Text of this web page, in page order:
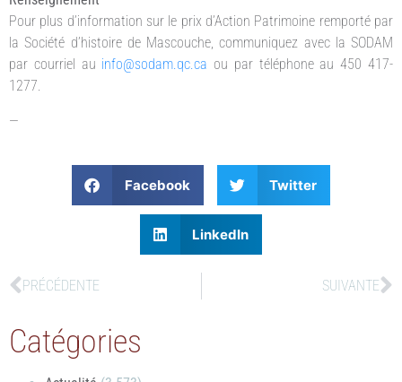
Pour plus d’information sur le prix d’Action Patrimoine remporté par
la Société d’histoire de Mascouche, communiquez avec la SODAM
par courriel au info@sodam.qc.ca ou par téléphone au 450 417-
1277.
—
Facebook Twitter
LinkedIn
PRÉCÉDENTE SUIVANTE
Catégories